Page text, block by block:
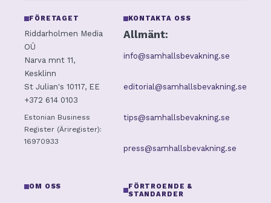
FÖRETAGET
Riddarholmen Media
OÜ
Narva mnt 11,
Kesklinn
St Julian's 10117, EE
+372 614 0103
Estonian Business
Register (Äriregister):
16970933
KONTAKTA OSS
Allmänt:
info@samhallsbevakning.se
editorial@samhallsbevakning.se
tips@samhallsbevakning.se
press@samhallsbevakning.se
OM OSS
FÖRTROENDE &
STANDARDER